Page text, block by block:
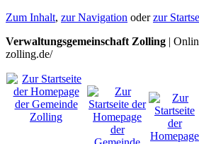
Zum Inhalt, zur Navigation oderzur
Verwaltungsgemeinschaft Zolling |
zolling.de/